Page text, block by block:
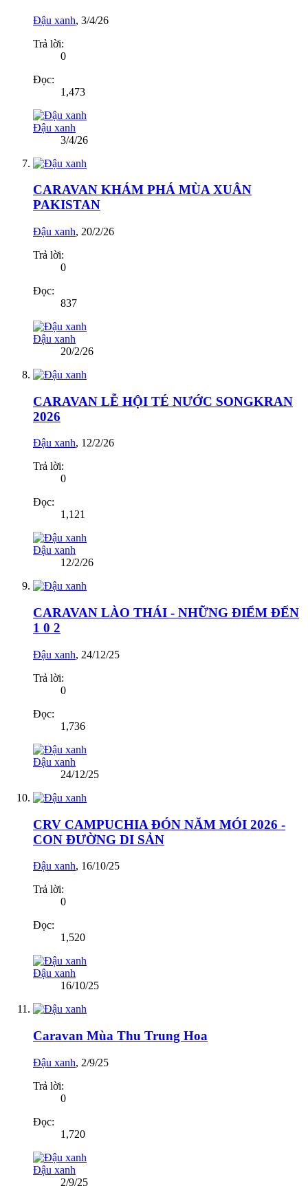
Đậu xanh, 3/4/26
Trả lời:
0
Đọc:
1,473
Đậu xanh
3/4/26
CARAVAN KHÁM PHÁ MÙA XUÂN
PAKISTAN
Đậu xanh, 20/2/26
Trả lời:
0
Đọc:
837
Đậu xanh
20/2/26
CARAVAN LỄ HỘI TÉ NƯỚC SONGKRAN
2026
Đậu xanh, 12/2/26
Trả lời:
0
Đọc:
1,121
Đậu xanh
12/2/26
CARAVAN LÀO THÁI - NHỮNG ĐIỂM ĐẾN
1 0 2
Đậu xanh, 24/12/25
Trả lời:
0
Đọc:
1,736
Đậu xanh
24/12/25
CRV CAMPUCHIA ĐÓN NĂM MÓI 2026 -
CON ĐƯỜNG DI SẢN
Đậu xanh, 16/10/25
Trả lời:
0
Đọc:
1,520
Đậu xanh
16/10/25
Caravan Mùa Thu Trung Hoa
Đậu xanh, 2/9/25
Trả lời:
0
Đọc:
1,720
Đậu xanh
2/9/25